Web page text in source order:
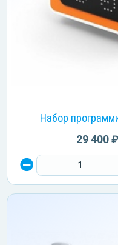
Набор
29 400 ₽